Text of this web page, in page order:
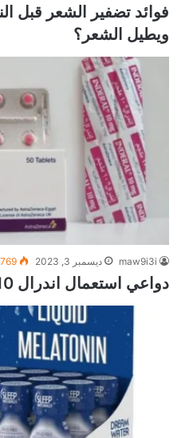
فوائد تضفير الشعر قبل
ويطيل الشعر؟
maw9i3i ديسمبر 3, 2023
دواعي استعمال اندرال 10 لضغط الدم والقلب